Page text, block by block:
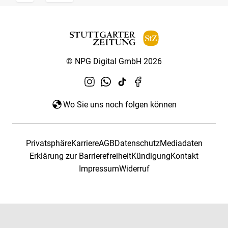
© NPG Digital GmbH 2026
Wo Sie uns noch folgen können
PrivatsphäreKarriereAGBDatenschutzMediadaten
Erklärung zur BarrierefreiheitKündigungKontakt
ImpressumWiderruf